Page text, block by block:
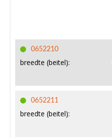
0652210
breedte (beitel):
0652211
breedte (beitel):